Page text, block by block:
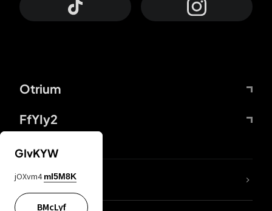
Otrium
FfYIy2
DDcvSo
GIvKYW
jOXvm4 mI5M8K
BMcLyf